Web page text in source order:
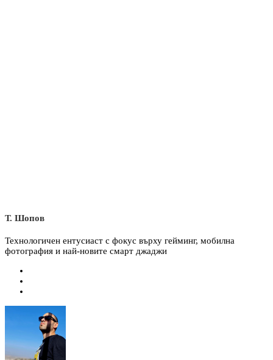
Т. Шопов
Технологичен ентусиаст с фокус върху гейминг, мобилна
фотография и най-новите смарт джаджи